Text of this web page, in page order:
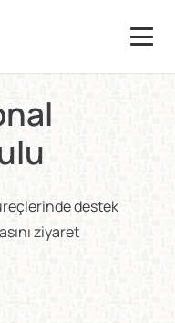
destek
ziyaret